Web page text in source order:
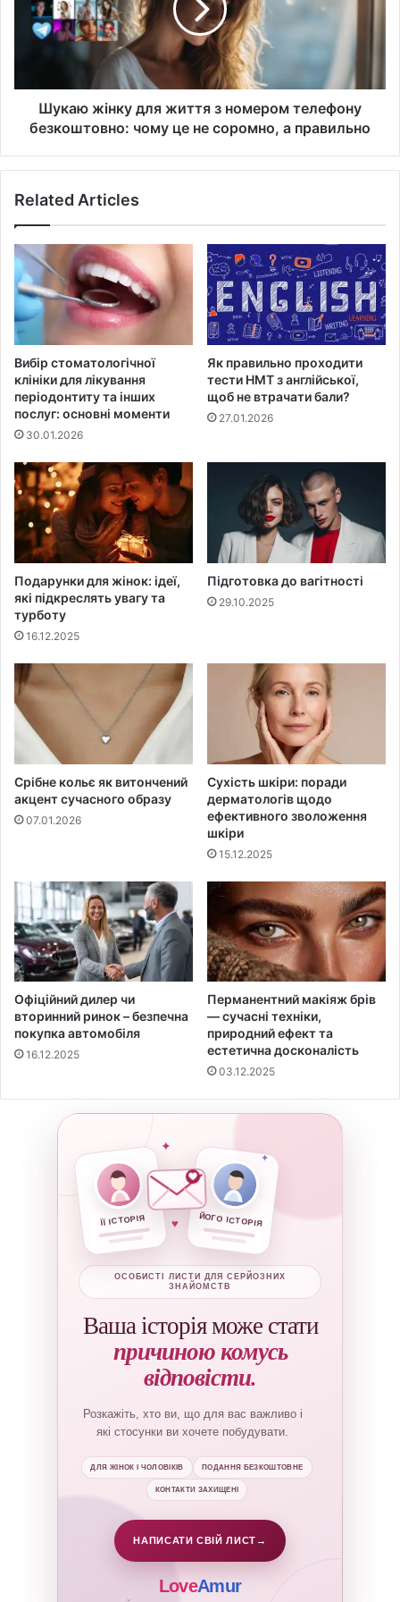
номером
чому
Шукаю жінку для життя з номером телефону
безкоштовно: чому це не соромно, а правильно
Related Articles
Вибір стоматологічної
клініки для лікування
періодонтиту та інших
послуг: основні моменти
30.01.2026
Як правильно проходити
тести НМТ з англійської,
щоб не втрачати бали?
27.01.2026
Подарунки для жінок: ідеї,
які підкреслять увагу та
турботу
16.12.2025
Підготовка до вагітності
29.10.2025
Срібне кольє як витончений
акцент сучасного образу
07.01.2026
Сухість шкіри: поради
дерматологів щодо
ефективного зволоження
шкіри
15.12.2025
Офіційний дилер чи
вторинний ринок – безпечна
покупка автомобіля
16.12.2025
Перманентний макіяж брів
— сучасні техніки,
природний ефект та
естетична досконалість
03.12.2025
ЇЇ ІСТОРІЯ ЙОГО ІСТОРІЯ
✦
♥
✦
ОСОБИСТІ ЛИСТИ ДЛЯ СЕРЙОЗНИХ
ЗНАЙОМСТВ
Ваша історія може стати
причиною комусь
відповісти.
Розкажіть, хто ви, що для вас важливо і
які стосунки ви хочете побудувати.
ДЛЯ ЖІНОК І ЧОЛОВІКІВ ПОДАННЯ БЕЗКОШТОВНЕ
КОНТАКТИ ЗАХИЩЕНІ
НАПИСАТИ СВІЙ ЛИСТ →
LoveAmur